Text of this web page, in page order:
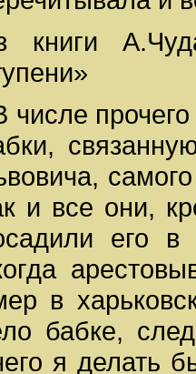
книги
числе
и все они,
его в
в
бабке,
я делать